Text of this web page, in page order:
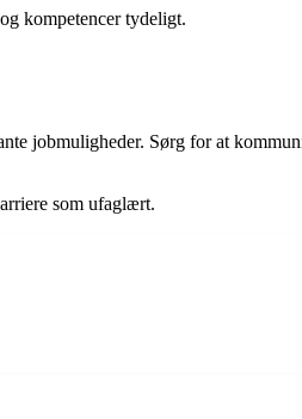
kompetencer tydeligt.
jobmuligheder. Sørg for at
som ufaglært.